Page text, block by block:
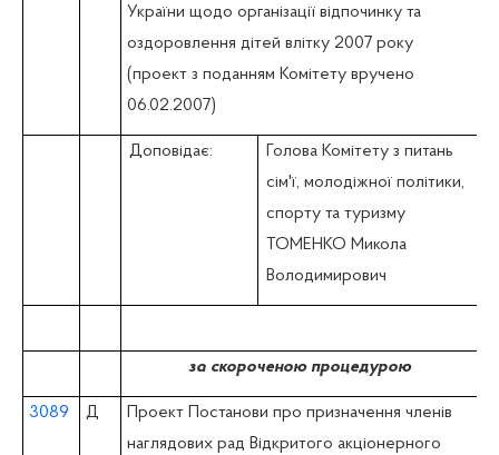
України щодо організації відпочинку та
оздоровлення дітей влітку 2007 року
(проект з поданням Комітету вручено
06.02.2007)
Доповідає:
Голова Комітету з питань
сім'ї, молодіжної політики,
спорту та туризму
ТОМЕНКО Микола
Володимирович
за скороченою процедурою
3089 Д
Проект Постанови про призначення членів
наглядових рад Відкритого акціонерного